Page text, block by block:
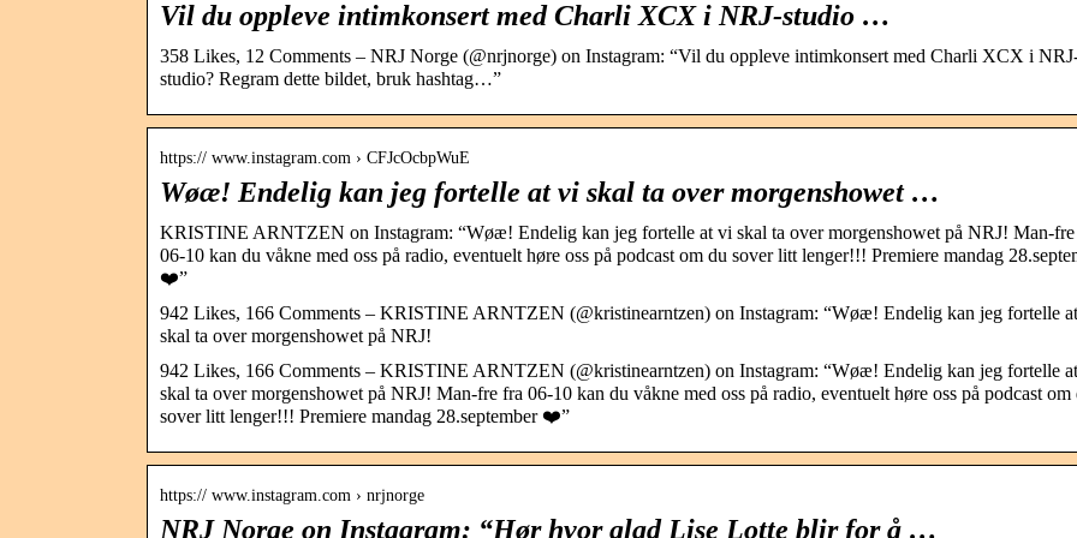
Vil du oppleve intimkonsert med Charli XCX i NRJ-studio …
358 Likes, 12 Comments – NRJ Norge (@nrjnorge) on Instagram: “Vil du oppleve intimkonsert med Charli XCX i
studio? Regram dette bildet, bruk hashtag…”
https:// www.instagram.com › CFJcOcbpWuE
Wøæ! Endelig kan jeg fortelle at vi skal ta over morgenshowet …
KRISTINE ARNTZEN on Instagram: “Wøæ! Endelig kan jeg fortelle at vi skal ta over morgenshowet på NRJ! Man-fre
06-10 kan du våkne med oss på radio, eventuelt høre oss på podcast om du sover litt lenger!!! Premiere mandag
❤️”
942 Likes, 166 Comments – KRISTINE ARNTZEN (@kristinearntzen) on Instagram: “Wøæ! Endelig kan jeg fortelle
skal ta over morgenshowet på NRJ!
942 Likes, 166 Comments – KRISTINE ARNTZEN (@kristinearntzen) on Instagram: “Wøæ! Endelig kan jeg fortelle
skal ta over morgenshowet på NRJ! Man-fre fra 06-10 kan du våkne med oss på radio, eventuelt høre oss på podcast om
sover litt lenger!!! Premiere mandag 28.september ❤️”
https:// www.instagram.com › nrjnorge
NRJ Norge on Instagram: “Hør hvor glad Lise Lotte blir for å …